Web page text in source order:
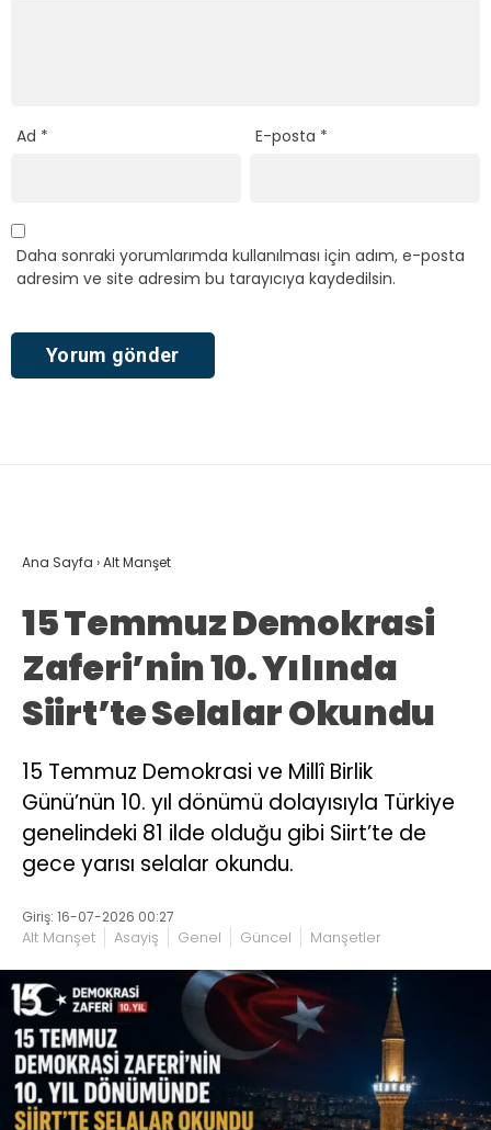
Ad * E-posta *
Daha sonraki yorumlarımda kullanılması için adım, e-posta
adresim ve site adresim bu tarayıcıya kaydedilsin.
Ana Sayfa ›Alt Manşet
15 Temmuz Demokrasi
Zaferi’nin 10. Yılında
Siirt’te Selalar Okundu
15 Temmuz Demokrasi ve Millî Birlik
Günü’nün 10. yıl dönümü dolayısıyla Türkiye
genelindeki 81 ilde olduğu gibi Siirt’te de
gece yarısı selalar okundu.
Giriş: 16-07-2026 00:27
Alt Manşet Asayiş Genel Güncel Manşetler